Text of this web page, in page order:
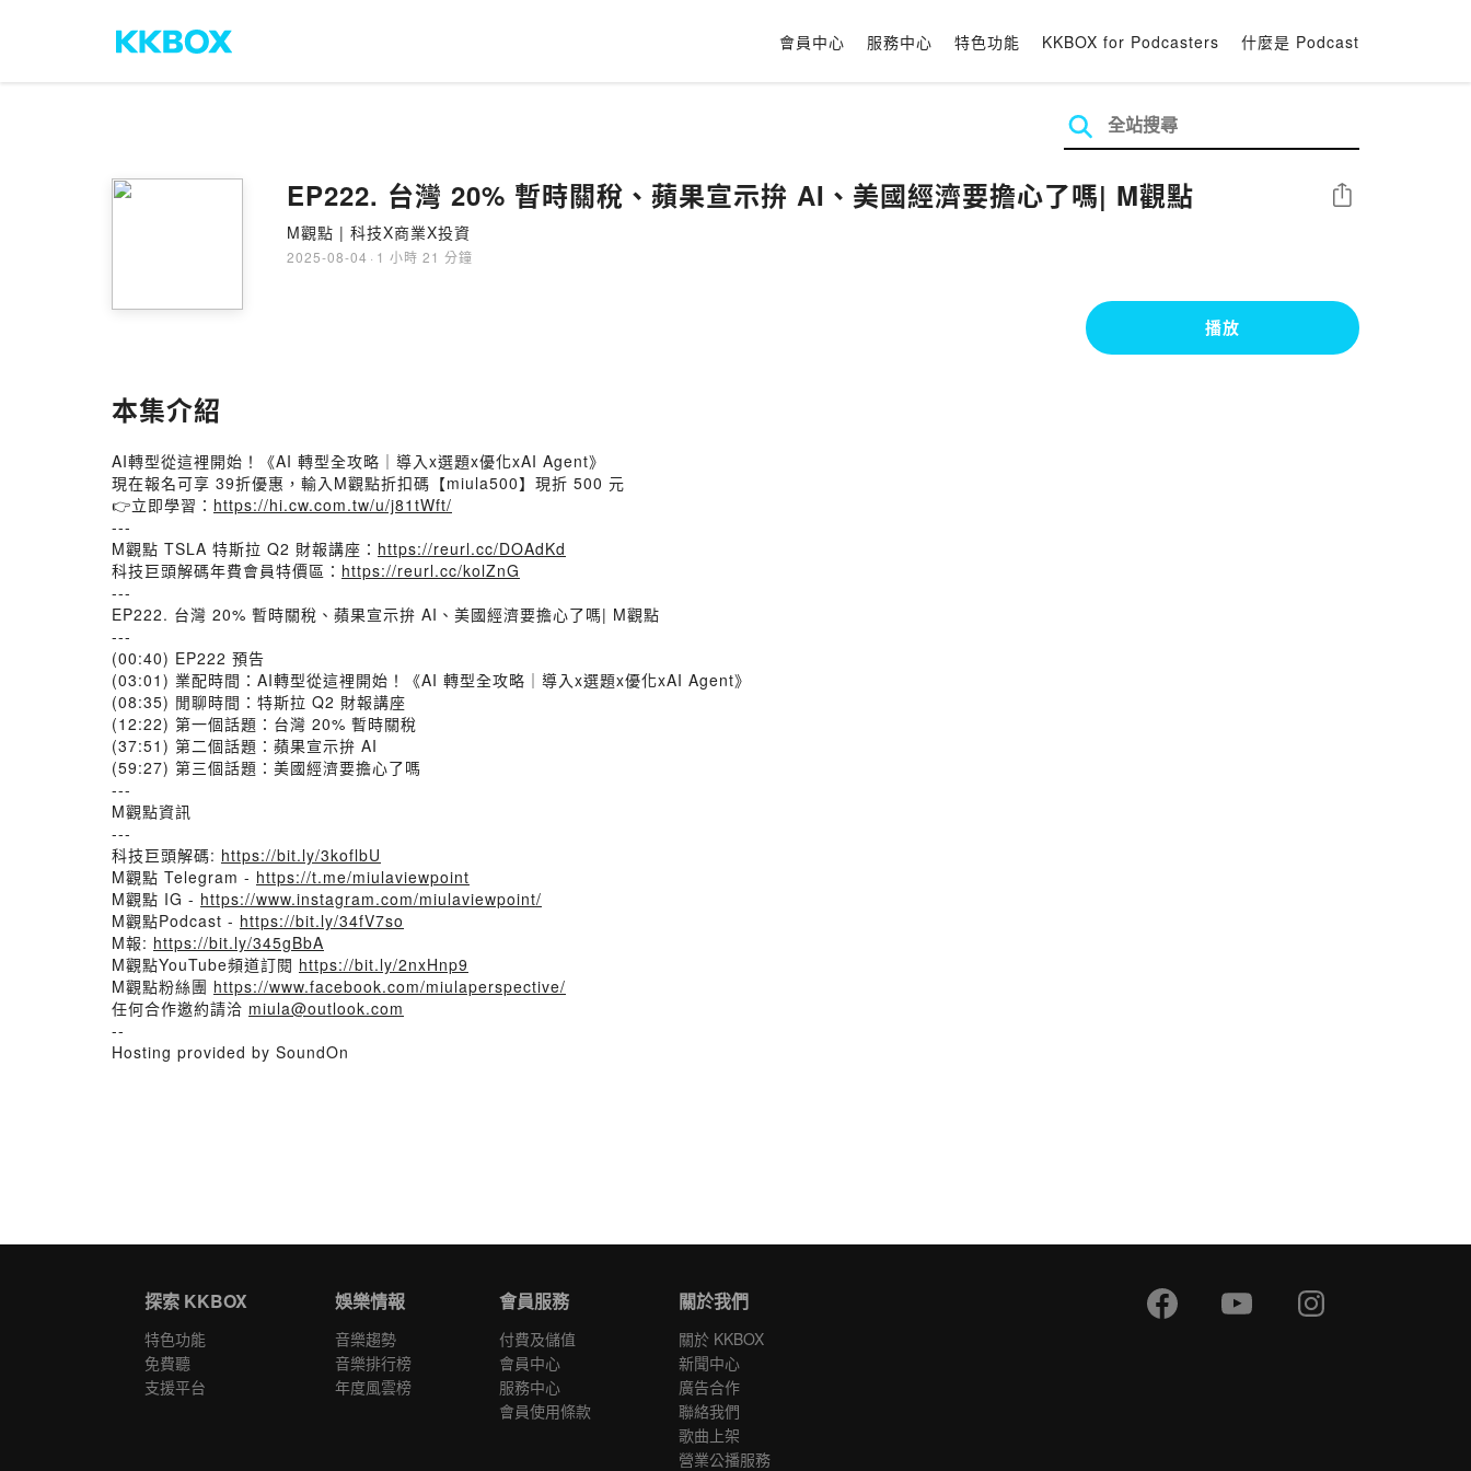
會員中心 服務中心 特色功能 KKBOX for Podcasters 什麼是 Podcast
EP222. 台灣 20% 暫時關稅、蘋果宣示拚 AI、美國經濟要擔心了嗎| M觀點
M觀點 | 科技X商業X投資
2025-08-04 · 1 小時 21 分鐘
分享
播放
本集介紹
AI轉型從這裡開始！《AI 轉型全攻略｜導入x選題x優化xAI Agent》
現在報名可享 39折優惠，輸入M觀點折扣碼【miula500】現折 500 元
👉立即學習： https://hi.cw.com.tw/u/j81tWft/
---
M觀點 TSLA 特斯拉 Q2 財報講座： https://reurl.cc/DOAdKd
科技巨頭解碼年費會員特價區： https://reurl.cc/kolZnG
---
EP222. 台灣 20% 暫時關稅、蘋果宣示拚 AI、美國經濟要擔心了嗎| M觀點
---
(00:40) EP222 預告
(03:01) 業配時間：AI轉型從這裡開始！《AI 轉型全攻略｜導入x選題x優化xAI Agent》
(08:35) 閒聊時間：特斯拉 Q2 財報講座
(12:22) 第一個話題：台灣 20% 暫時關稅
(37:51) 第二個話題：蘋果宣示拚 AI
(59:27) 第三個話題：美國經濟要擔心了嗎
---
M觀點資訊
---
科技巨頭解碼: https://bit.ly/3koflbU
M觀點 Telegram - https://t.me/miulaviewpoint
M觀點 IG - https://www.instagram.com/miulaviewpoint/
M觀點Podcast - https://bit.ly/34fV7so
M報: https://bit.ly/345gBbA
M觀點YouTube頻道訂閱 https://bit.ly/2nxHnp9
M觀點粉絲團 https://www.facebook.com/miulaperspective/
任何合作邀約請洽 miula@outlook.com
--
Hosting provided by SoundOn
探索 KKBOX
特色功能
免費聽
支援平台
娛樂情報
音樂趨勢
音樂排行榜
年度風雲榜
會員服務
付費及儲值
會員中心
服務中心
會員使用條款
關於我們
關於 KKBOX
新聞中心
廣告合作
聯絡我們
歌曲上架
營業公播服務